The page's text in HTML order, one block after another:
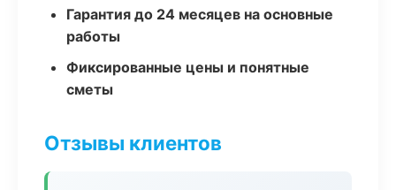
Гарантия до 24 месяцев на основные
работы
Фиксированные цены и понятные
сметы
Отзывы клиентов